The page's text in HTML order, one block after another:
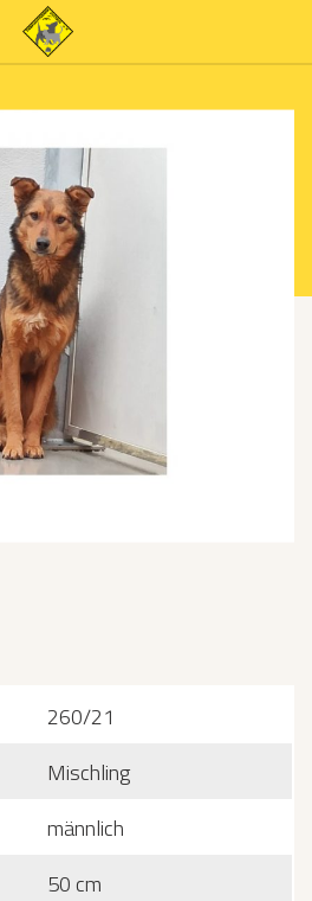
260/21
Mischling
männlich
50 cm